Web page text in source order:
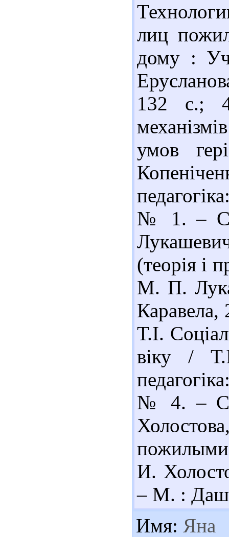
лиц
дому :
132 с.;
умов
№ 1. – С.
(теорія і
М. П.
Каравела,
Т.І.
віку /
№ 4. – С.
И.
– М. :
Имя: Яна